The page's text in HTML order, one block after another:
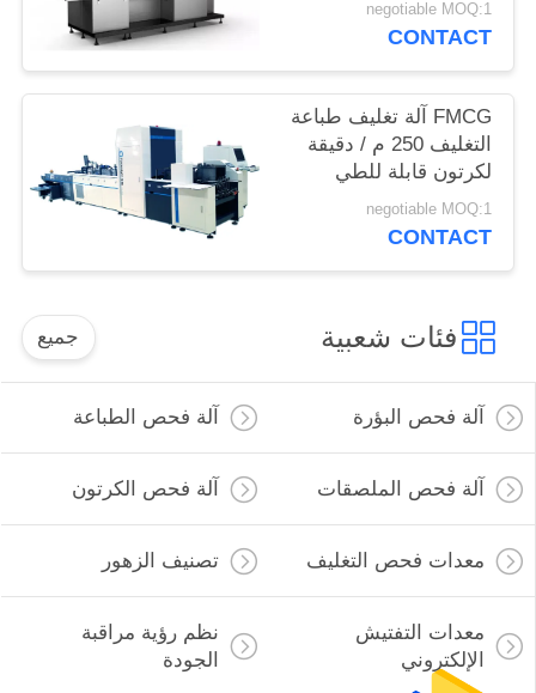
min
negotiable MOQ:1
CONTACT
FMCG آلة تغليف طباعة
التغليف 250 م / دقيقة
لكرتون قابلة للطي
negotiable MOQ:1
CONTACT
فئات شعبية جميع
آلة فحص البؤرة آلة فحص الطباعة
آلة فحص الملصقات آلة فحص الكرتون
معدات فحص التغليف تصنيف الزهور
معدات التفتيش
الإلكتروني
نظم رؤية مراقبة
الجودة